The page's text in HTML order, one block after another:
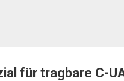
für tragbare C-